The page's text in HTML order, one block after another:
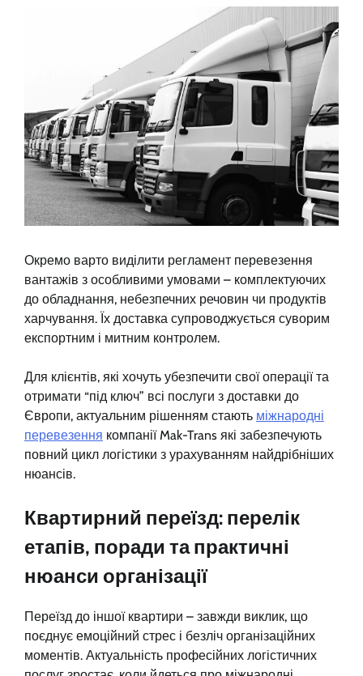
Окремо варто виділити регламент перевезення
вантажів з особливими умовами – комплектуючих
до обладнання, небезпечних речовин чи продуктів
харчування. Їх доставка супроводжується суворим
експортним і митним контролем.
Для клієнтів, які хочуть убезпечити свої операції та
отримати “під ключ” всі послуги з доставки до
Європи, актуальним рішенням стають міжнародні
перевезення компанії Mak-Trans які забезпечують
повний цикл логістики з урахуванням найдрібніших
нюансів.
Квартирний переїзд: перелік
етапів, поради та практичні
нюанси організації
Переїзд до іншої квартири – завжди виклик, що
поєднує емоційний стрес і безліч організаційних
моментів. Актуальність професійних логістичних